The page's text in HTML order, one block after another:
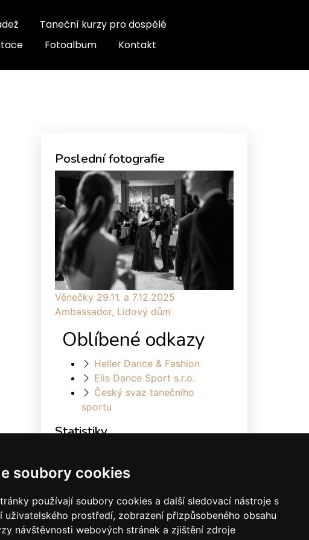
soubory cookies
používají soubory cookies a další sledovací nástroje s
uživatelského prostředí, zobrazení přizpůsobeného obsahu
návštěvnosti webových stránek a zjištění zdroje
Taneční kurzy pro dospělé
Fotoalbum Kontakt
Poslední fotografie
Věnečky 29.11. a 7.12.2025
Ambassador, Lidový dům
Oblíbené odkazy
Heller Dance & Fashion
Elis Dance Sport s.r.o.
Český svaz tanečního
sportu
Statistiky
Online: 21
31571
Den:
1026